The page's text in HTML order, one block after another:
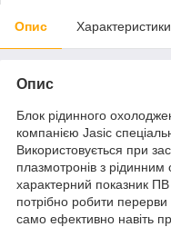
Опис Характеристики
Опис
Блок рідинного
компанією Jasic
Використовується при
плазмотронів з
характерний показник
потрібно робити
само ефективно навіть